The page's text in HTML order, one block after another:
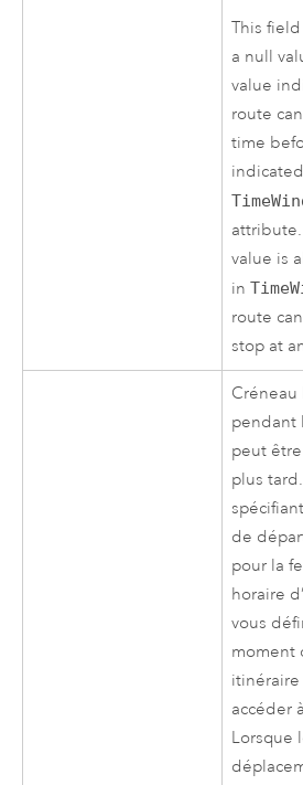
This
a null
value
route
time
value is
in
route
stop at
Créneau
pendant
peut
plus
de
pour la
horaire
vous
moment
accéder
Lorsque